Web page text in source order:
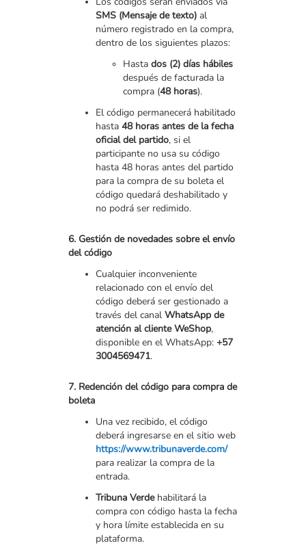
SMS (Mensaje de texto) al
número registrado en la compra,
dentro de los siguientes plazos:
Hasta dos (2) días hábiles
después de facturada la
compra (48 horas).
El código permanecerá habilitado
hasta 48 horas antes de la fecha
oficial del partido, si el
participante no usa su código
hasta 48 horas antes del partido
para la compra de su boleta el
código quedará deshabilitado y
no podrá ser redimido.
6. Gestión de novedades sobre el envío
del código
Cualquier inconveniente
relacionado con el envío del
código deberá ser gestionado a
través del canal WhatsApp de
atención al cliente WeShop,
disponible en el WhatsApp: +57
3004569471.
7. Redención del código para compra de
boleta
Una vez recibido, el código
deberá ingresarse en el sitio web
https://www.tribunaverde.com/
para realizar la compra de la
entrada.
Tribuna Verdehabilitará la
compra con código hasta la fecha
y hora límite establecida en su
plataforma.